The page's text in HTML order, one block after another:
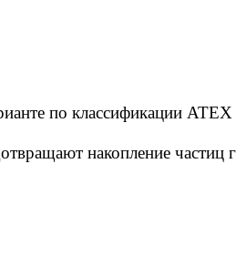
по классификации ATEX
накопление частиц